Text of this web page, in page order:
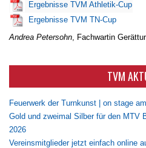
Ergebnisse TVM Athletik-Cup
Ergebnisse TVM TN-Cup
Andrea Petersohn , Fachwartin
TVM
Feuerwerk der Turnkunst | on stage
Gold und zweimal Silber für den MTV
2026
Vereinsmitglieder jetzt einfach online